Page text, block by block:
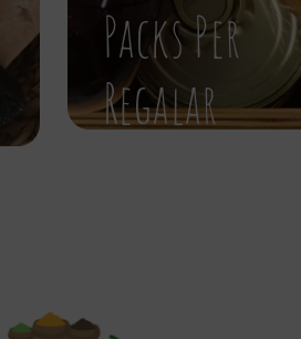
Packs Per
Regalar